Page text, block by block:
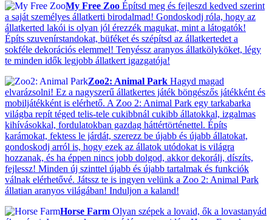
My Free Zoo Építsd meg és fejleszd kedved szerint
a saját személyes állatkerti birodalmad! Gondoskodj róla, hogy az
állatkerted lakói is olyan jól érezzék magukat, mint a látogatók!
Építs szuvenírstandokat, büféket és szépítsd az állatkertedet a
sokféle dekorációs elemmel! Tenyéssz aranyos állatkölyköket, légy
te minden idők legjobb állatkert igazgatója!
Zoo2: Animal Park Hagyd magad
elvarázsolni! Ez a nagyszerű állatkertes játék böngészős játékként és
mobiljátékként is elérhető. A Zoo 2: Animal Park egy tarkabarka
világba repít téged telis-tele cukibbnál cukibb állatokkal, izgalmas
kihívásokkal, fordulatokban gazdag háttértörténettel. Építs
karámokat, fektess le járdát, szerezz be újabb és újabb állatokat,
gondoskodj arról is, hogy ezek az állatok utódokat is világra
hozzanak, és ha éppen nincs jobb dolgod, akkor dekorálj, díszíts,
fejlessz! Minden új szinttel újabb és újabb tartalmak és funkciók
válnak elérhetővé. Játssz te is ingyen velünk a Zoo 2: Animal Park
állatian aranyos világában! Induljon a kaland!
Horse Farm Olyan szépek a lovaid, ők a lovastanyád